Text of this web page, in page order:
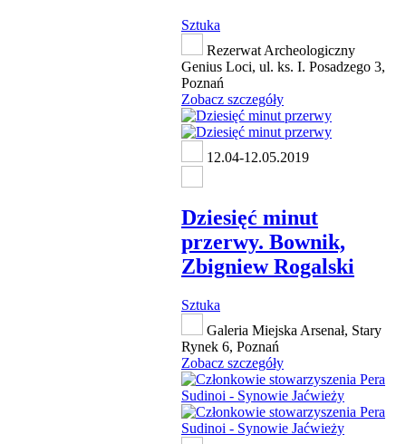
Sztuka
Rezerwat Archeologiczny
Genius Loci, ul. ks. I. Posadzego 3,
Poznań
Zobacz szczegóły
12.04-12.05.2019
Dziesięć minut
przerwy. Bownik,
Zbigniew Rogalski
Sztuka
Galeria Miejska Arsenał, Stary
Rynek 6, Poznań
Zobacz szczegóły